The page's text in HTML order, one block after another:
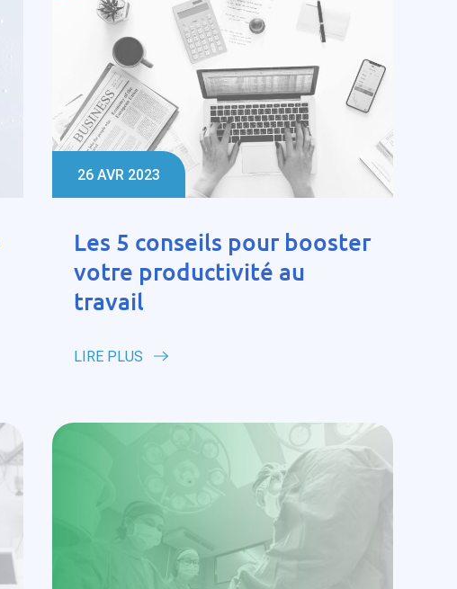
26 AVR 2023
Les 5 conseils pour booster
votre productivité au
travail
LIRE PLUS